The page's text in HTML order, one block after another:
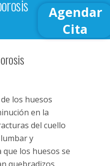
los huesos
en la
del cuello
y
los huesos se
Agendar
Cita